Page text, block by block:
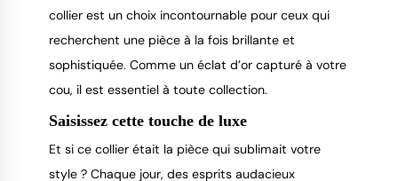
collier est un choix incontournable pour ceux qui
recherchent une pièce à la fois brillante et
sophistiquée. Comme un éclat d’or capturé à votre
cou, il est essentiel à toute collection.
Saisissez cette touche de luxe
Et si ce collier était la pièce qui sublimait votre
style ? Chaque jour, des esprits audacieux